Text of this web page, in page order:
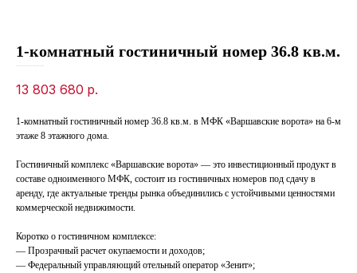
1-комнатный гостиничный номер 36.8 кв.м.
13 803 680 р.
1-комнатный гостиничный номер 36.8 кв.м. в МФК «Варшавские ворота» на 6-м
этаже 8 этажного дома.
Гостиничный комплекс «Варшавские ворота» — это инвестиционный продукт в
составе одноименного МФК, состоит из гостиничных номеров под сдачу в
аренду, где актуальные тренды рынка объединились с устойчивыми ценностями
коммерческой недвижимости.
Коротко о гостиничном комплексе:
— Прозрачный расчет окупаемости и доходов;
— Федеральный управляющий отельный оператор «Зенит»;